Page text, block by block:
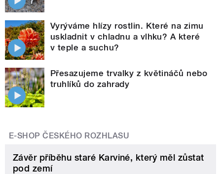
Vyrýváme hlízy rostlin. Které na zimu
uskladnit v chladnu a vlhku? A které
v teple a suchu?
Přesazujeme trvalky z květináčů nebo
truhlíků do zahrady
E-SHOP ČESKÉHO ROZHLASU
Závěr příběhu staré Karviné, který měl zůstat
pod zemí